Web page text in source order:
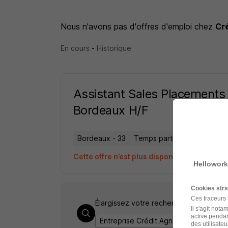
Nous n'avons pas d'offres d'emploi chez
En cours - Historique
Assistant Sales
Bordeaux H/F
Bordeaux - 33 Temps partiel
Cette offre n’est plus disponible depuis le
Élargissez votre recherche chez
Entreprise Crédit Agricole CIB
Cookies
Ces traceurs
Il s'agit
active
des